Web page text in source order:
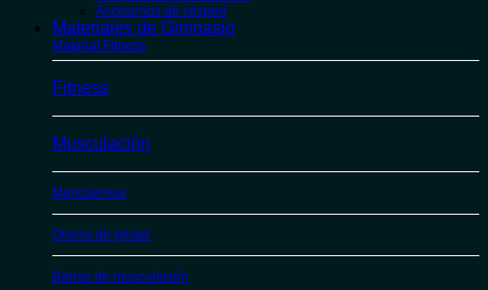
Accesorios de césped
Materiales de Gimnasio
Material Fitness
Fitness
Musculación
Mancuernas
Discos de pesas
Barras de musculación